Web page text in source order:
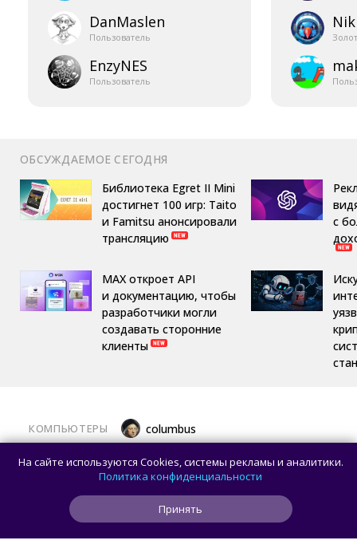
DanMaslen
Пользователь
EnzyNES
Пользователь
ОБСУЖДАЕМОЕ СЕГОДНЯ
Библиотека Egret II Mini
достигнет 100 игр: Taito
и Famitsu анонсировали
трансляцию
MAX откроет API
и документацию, чтобы
разработчики могли
создавать сторонние
клиенты
с
КОМПЬЮТЕРЫ columbus
лучшие игровые сборки от 59 100 рублей
На сайте используются Cookies, системы рекламы и аналитики.
Политика конфиденциальности
Принять